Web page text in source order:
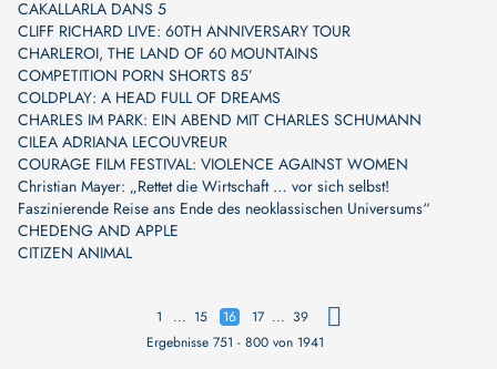
CAKALLARLA DANS 5
CLIFF RICHARD LIVE: 60TH ANNIVERSARY TOUR
CHARLEROI, THE LAND OF 60 MOUNTAINS
COMPETITION PORN SHORTS 85’
COLDPLAY: A HEAD FULL OF DREAMS
CHARLES IM PARK: EIN ABEND MIT CHARLES SCHUMANN
CILEA ADRIANA LECOUVREUR
COURAGE FILM FESTIVAL: VIOLENCE AGAINST WOMEN
Christian Mayer: „Rettet die Wirtschaft … vor sich selbst!
Faszinierende Reise ans Ende des neoklassischen Universums“
CHEDENG AND APPLE
CITIZEN ANIMAL
Ergebnisse 751 - 800 von 1941
1 ... 15 16 17 ... 39